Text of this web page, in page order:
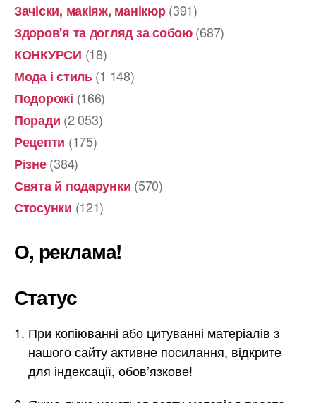
Зачіски, макіяж, манікюр(391)
Здоров'я та догляд за собою(687)
КОНКУРСИ (18)
Мода і стиль(1 148)
Подорожі (166)
Поради (2 053)
Рецепти (175)
Різне(384)
Свята й подарунки (570)
Стосунки (121)
О, реклама!
Статус
При копіюванні або цитуванні матеріалів з
нашого сайту активне посилання, відкрите
для індексації, обов’язкове!